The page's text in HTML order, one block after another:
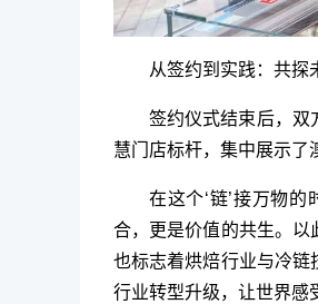
从签约到实践：共探
签约仪式结束后，双
慧门店标杆，集中展示了
在这个‘链’接万物
合，更是价值的共生。以
也标志着烘焙行业与冷链
行业转型升级，让世界感